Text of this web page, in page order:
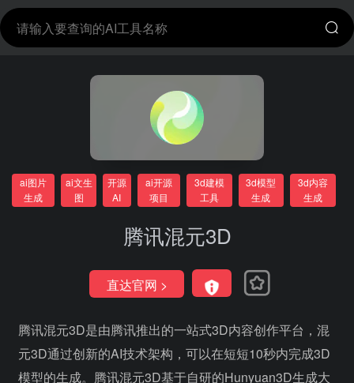
ai图片
生成
ai文生
图
开源
AI
ai开源
项目
3d建模
工具
3d模型
生成
3d内容
生成
腾讯混元3D
直达官网 >
腾讯混元3D是由腾讯推出的一站式3D内容创作平台，混
元3D通过创新的AI技术架构，可以在短短10秒内完成3D
模型的生成。腾讯混元3D基于自研的Hunyuan3D生成大